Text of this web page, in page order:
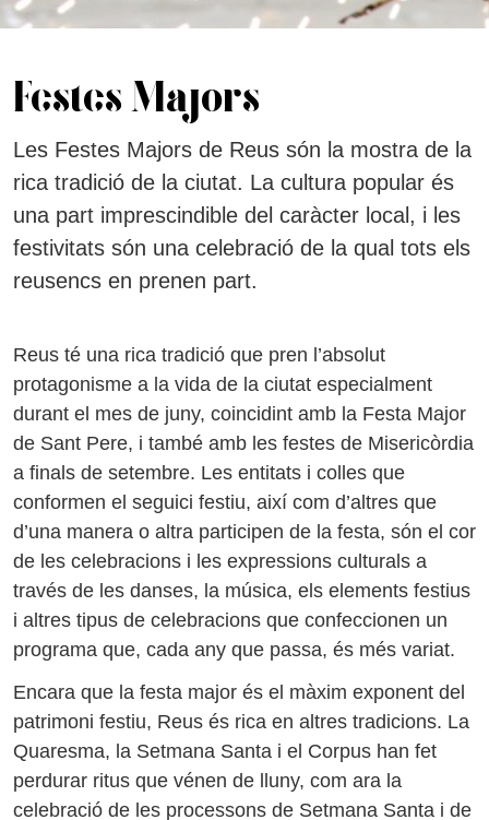
Festes Majors
Les Festes Majors de Reus són la mostra de la
rica tradició de la ciutat. La cultura popular és
una part imprescindible del caràcter local, i les
festivitats són una celebració de la qual tots els
reusencs en prenen part.
Reus té una rica tradició que pren l’absolut
protagonisme a la vida de la ciutat especialment
durant el mes de juny, coincidint amb la Festa Major
de Sant Pere, i també amb les festes de Misericòrdia
a finals de setembre. Les entitats i colles que
conformen el seguici festiu, així com d’altres que
d’una manera o altra participen de la festa, són el cor
de les celebracions i les expressions culturals a
través de les danses, la música, els elements festius
i altres tipus de celebracions que confeccionen un
programa que, cada any que passa, és més variat.
Encara que la festa major és el màxim exponent del
patrimoni festiu, Reus és rica en altres tradicions. La
Quaresma, la Setmana Santa i el Corpus han fet
perdurar ritus que vénen de lluny, com ara la
celebració de les processons de Setmana Santa i de